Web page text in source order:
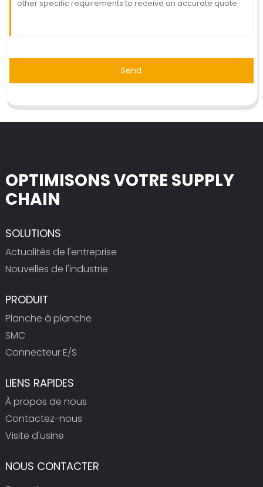
Send
OPTIMISONS VOTRE SUPPLY
CHAIN
SOLUTIONS
Actualités de l'entreprise
Nouvelles de l'industrie
PRODUIT
Planche à planche
SMC
Connecteur E/S
LIENS RAPIDES
À propos de nous
Contactez-nous
Visite d'usine
NOUS CONTACTER